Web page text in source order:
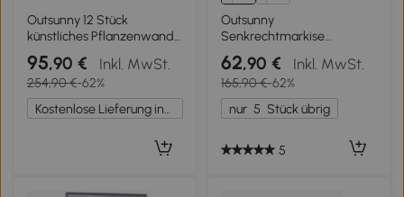
Outsunny 12 Stück
künstliches Pflanzenwand
Hecke 50x50 cm UV-
Schutz Sichtschutz
Mehrblättriges Design
Heckenpflanze für Garten
Outdoor Dekor
95,90 € Inkl. MwSt.
254,90 €-62%
Outsunny
Senkrechtmarkise
Balkonmarkise
Vertikalmarkise Windschutz
Seitenrollo Sichtschutz mit
Handkurbel
Polyesterstoff+Aluminium
62,90 € Inkl. MwSt.
165,90 €-62%
nur 5 Stück übrig
5